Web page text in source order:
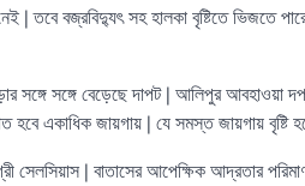
| তবে বজ্রবিদ্যুৎ সহ হালকা বৃষ্টিতে ভিজতে
সঙ্গে সঙ্গে বেড়েছে দাপট | আলিপুর আবহাওয়া
একাধিক জায়গায় | যে সমস্ত জায়গায় বৃষ্টি
সেলসিয়াস | বাতাসের আপেক্ষিক আদ্রতার